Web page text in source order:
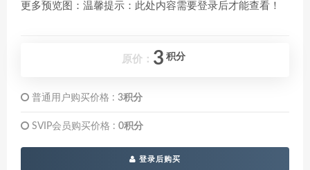
更多预览图：温馨提示：此处内容需要登录后才能查看！
原价： 3 积分
普通用户购买价格 : 3积分
SVIP会员购买价格 : 0积分
登录后购买